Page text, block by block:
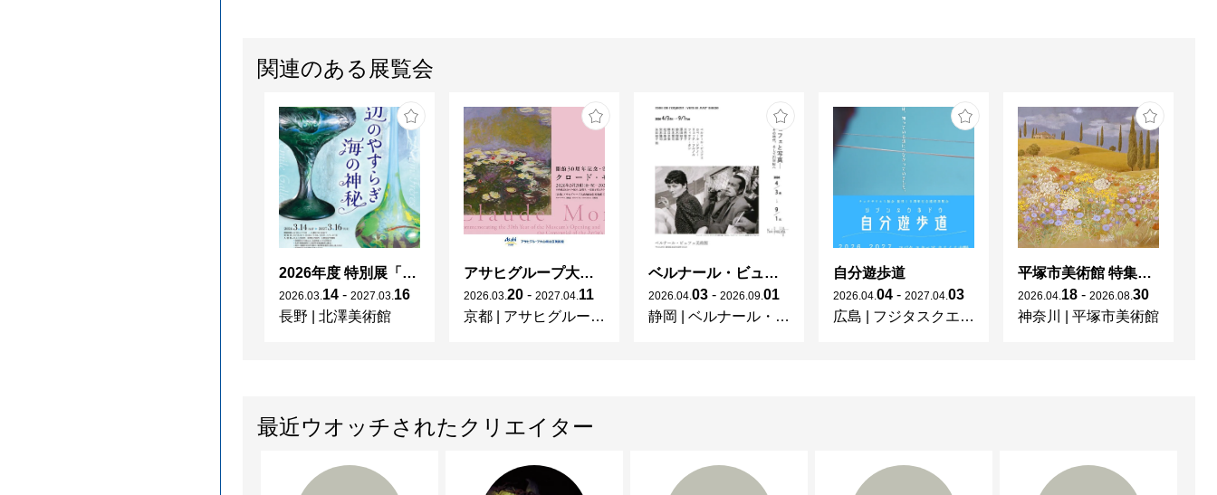
関連のある展覧会
2026年度 特別展「ガレとドーム、アール･ヌーヴォーのガラス 水辺のやすらぎ、海の神秘」
2026 03 14 - 2027 03 16
長野
北澤美術館
アサヒグループ大山崎山荘美術館 開館30周年記念展「没後100年 クロード・モネ」
2026 03 20 - 2027 04 11
京都
アサヒグループ大山崎山荘美術館
ベルナール・ビュフェと写真 ーカメラがとらえたビュフェとその時代、そして21 世紀へ
2026 04 03 - 2026 09 01
静岡
ベルナール・ビュフェ美術館
自分遊歩道
2026 04 04 - 2027 04 03
広島
フジタスクエアまるくる大野
平塚市美術館 特集展 花の表現、その多様性／特別展示 新収蔵品展
2026 04 18 - 2026 08 30
神奈川
平塚市美術館
最近ウオッチされたクリエイター